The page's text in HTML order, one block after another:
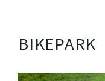
BIKEPARK